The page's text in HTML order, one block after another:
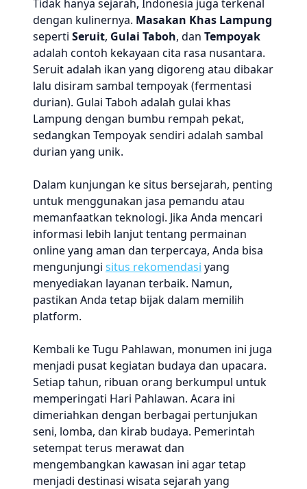
Tidak hanya sejarah, Indonesia juga terkenal
dengan kulinernya. Masakan Khas Lampung
seperti Seruit, Gulai Taboh, dan Tempoyak
adalah contoh kekayaan cita rasa nusantara.
Seruit adalah ikan yang digoreng atau dibakar
lalu disiram sambal tempoyak (fermentasi
durian). Gulai Taboh adalah gulai khas
Lampung dengan bumbu rempah pekat,
sedangkan Tempoyak sendiri adalah sambal
durian yang unik.
Dalam kunjungan ke situs bersejarah, penting
untuk menggunakan jasa pemandu atau
memanfaatkan teknologi. Jika Anda mencari
informasi lebih lanjut tentang permainan
online yang aman dan terpercaya, Anda bisa
mengunjungi situs rekomendasi yang
menyediakan layanan terbaik. Namun,
pastikan Anda tetap bijak dalam memilih
platform.
Kembali ke Tugu Pahlawan, monumen ini juga
menjadi pusat kegiatan budaya dan upacara.
Setiap tahun, ribuan orang berkumpul untuk
memperingati Hari Pahlawan. Acara ini
dimeriahkan dengan berbagai pertunjukan
seni, lomba, dan kirab budaya. Pemerintah
setempat terus merawat dan
mengembangkan kawasan ini agar tetap
menjadi destinasi wisata sejarah yang